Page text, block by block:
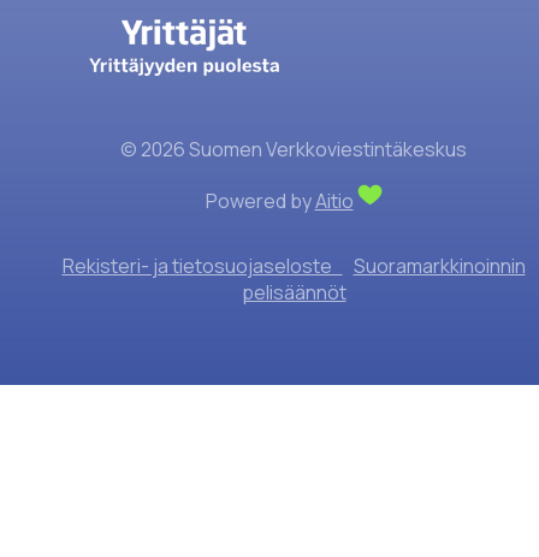
© 2026 Suomen Verkkoviestintäkeskus
Powered byAitio
Rekisteri- ja tietosuojaseloste
Suoramarkkinoinnin
pelisäännöt